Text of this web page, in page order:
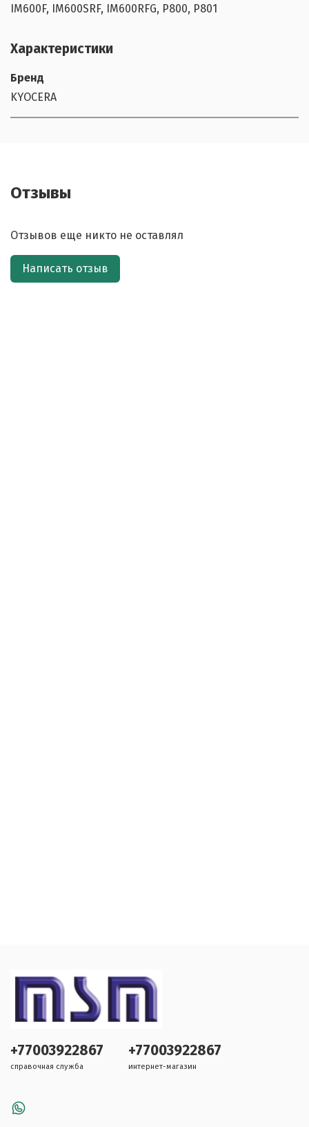
IM600F, IM600SRF, IM600RFG, P800, P801
Характеристики
Бренд
KYOCERA
Отзывы
Отзывов еще никто не оставлял
Написать отзыв
+77003922867
справочная служба
+77003922867
интернет-магазин